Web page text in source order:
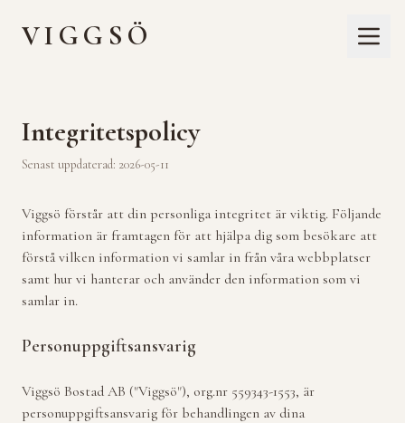
VIGGSÖ
Integritetspolicy
Senast uppdaterad: 2026-05-11
Viggsö förstår att din personliga integritet är viktig. Följande
information är framtagen för att hjälpa dig som besökare att
förstå vilken information vi samlar in från våra webbplatser
samt hur vi hanterar och använder den information som vi
samlar in.
Personuppgiftsansvarig
Viggsö Bostad AB ("Viggsö"), org.nr 559343-1553, är
personuppgiftsansvarig för behandlingen av dina